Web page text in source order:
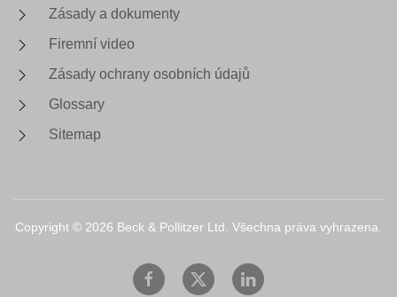
Zásady a dokumenty
Firemní video
Zásady ochrany osobních údajů
Glossary
Sitemap
Copyright © 2026 Beck & Pollitzer Ltd. Všechna práva vyhrazena.